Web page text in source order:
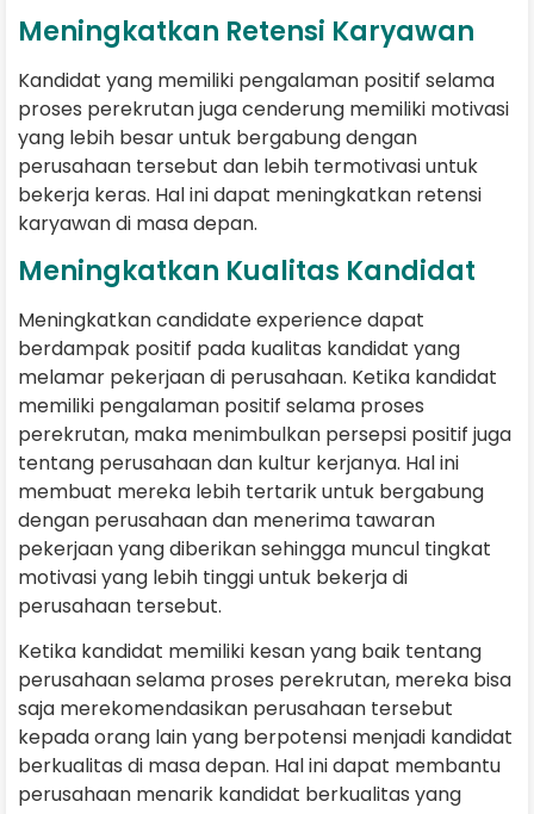
Meningkatkan Retensi Karyawan
Kandidat yang memiliki pengalaman positif selama
proses perekrutan juga cenderung memiliki motivasi
yang lebih besar untuk bergabung dengan
perusahaan tersebut dan lebih termotivasi untuk
bekerja keras. Hal ini dapat meningkatkan retensi
karyawan di masa depan.
Meningkatkan Kualitas Kandidat
Meningkatkan candidate experience dapat
berdampak positif pada kualitas kandidat yang
melamar pekerjaan di perusahaan. Ketika kandidat
memiliki pengalaman positif selama proses
perekrutan, maka menimbulkan persepsi positif juga
tentang perusahaan dan kultur kerjanya. Hal ini
membuat mereka lebih tertarik untuk bergabung
dengan perusahaan dan menerima tawaran
pekerjaan yang diberikan sehingga muncul tingkat
motivasi yang lebih tinggi untuk bekerja di
perusahaan tersebut.
Ketika kandidat memiliki kesan yang baik tentang
perusahaan selama proses perekrutan, mereka bisa
saja merekomendasikan perusahaan tersebut
kepada orang lain yang berpotensi menjadi kandidat
berkualitas di masa depan. Hal ini dapat membantu
perusahaan menarik kandidat berkualitas yang